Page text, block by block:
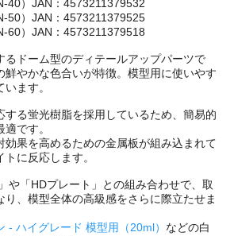
40）JAN：4573211379532
50）JAN：4573211379525
60）JAN：4573211379518
るドーム型のディテールアップパーツで
鮮やかな色合いが特徴。模型用に使いやす
ます。
する蛍光樹脂を採用しているため、簡易的
です。
効果を高めるための金属板が組み込まれて
に反応します。
や「HDプレート」との組み合わせで、取
り、模型全体の高級感をさらに際立たせま
- ハイグレード 模型用（20ml） などの白